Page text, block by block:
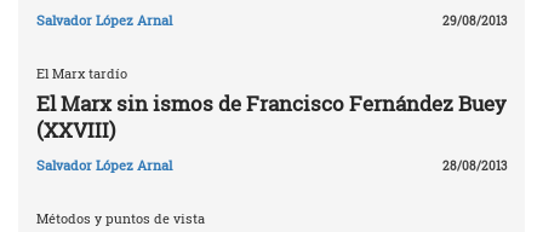
Salvador López Arnal 29/08/2013
El Marx tardío
El Marx sin ismos de Francisco Fernández Buey
(XXVIII)
Salvador López Arnal 28/08/2013
Métodos y puntos de vista